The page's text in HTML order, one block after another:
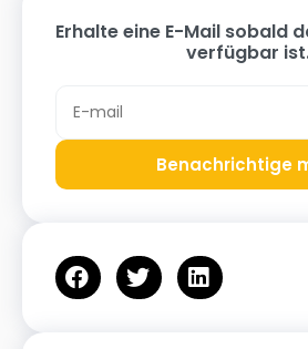
Erhalte eine E-Mail sobald
verfügbar
Benachrichtige